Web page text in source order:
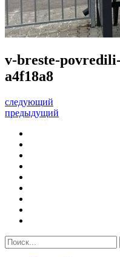
v-breste-
a4f18a8
следующий
предыдущий